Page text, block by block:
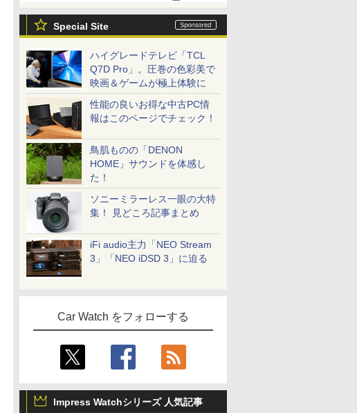
Special Site
ハイグレードテレビ「TCL
Q7D Pro」。圧巻の色彩美で
映画＆ゲームが極上体験に
性能の良いお得な中古PC情
報はこのページでチェック！
鳥肌ものの「DENON
HOME」サウンドを体感し
た！
ソニーミラーレス一眼の大特
集！ 見どころ記事まとめ
iFi audio主力「NEO Stream
3」「NEO iDSD 3」に迫る
Car Watch をフォローする
Impress Watchシリーズ 人気記事